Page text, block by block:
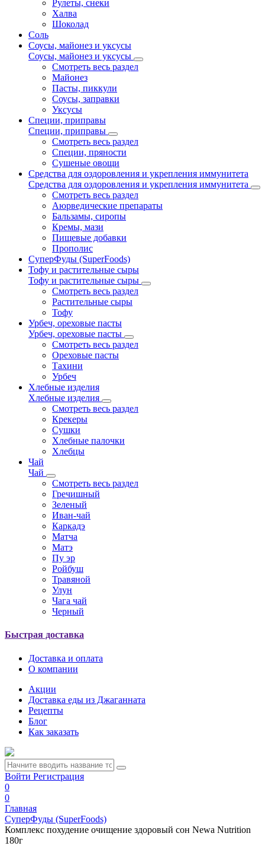
Рулеты, снеки
Халва
Шоколад
Соль
Соусы, майонез и уксусы
Соусы, майонез и уксусы
Смотреть весь раздел
Майонез
Пасты, пиккули
Соусы, заправки
Уксусы
Специи, приправы
Специи, приправы
Смотреть весь раздел
Специи, пряности
Сушеные овощи
Средства для оздоровления и укрепления иммунитета
Средства для оздоровления и укрепления иммунитета
Смотреть весь раздел
Аюрведические препараты
Бальзамы, сиропы
Кремы, мази
Пищевые добавки
Прополис
СуперФуды (SuperFoods)
Тофу и растительные сыры
Тофу и растительные сыры
Смотреть весь раздел
Растительные сыры
Тофу
Урбеч, ореховые пасты
Урбеч, ореховые пасты
Смотреть весь раздел
Ореховые пасты
Тахини
Урбеч
Хлебные изделия
Хлебные изделия
Смотреть весь раздел
Крекеры
Сушки
Хлебные палочки
Хлебцы
Чай
Чай
Смотреть весь раздел
Гречишный
Зеленый
Иван-чай
Каркадэ
Матча
Матэ
Пу эр
Ройбуш
Травяной
Улун
Чага чай
Черный
Быстрая доставка
Доставка и оплата
О компании
Акции
Доставка еды из Джаганната
Рецепты
Блог
Как заказать
Войти Регистрация
0
0
Главная
СуперФуды (SuperFoods)
Комплекс похудение очищение здоровый сон Newa Nutrition
180г